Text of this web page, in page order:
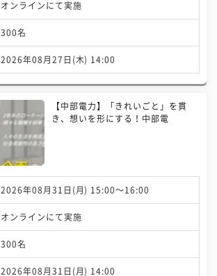
オンラインにて実施
300名
2026年08月27日(木) 14:00
【中部電力】「きれいごと」を貫
き、想いを形にする！中部電
2026年08月31日(月) 15:00〜16:00
オンラインにて実施
300名
2026年08月31日(月) 14:00